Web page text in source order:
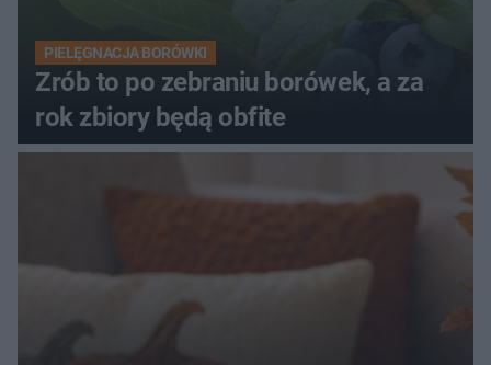
PIELĘGNACJA BORÓWKI
Zrób to po zebraniu borówek, a za
rok zbiory będą obfite